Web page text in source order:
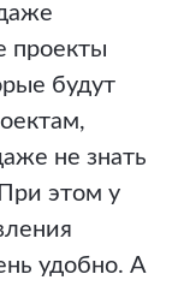
проекты
будут
не знать
этом у
удобно. А